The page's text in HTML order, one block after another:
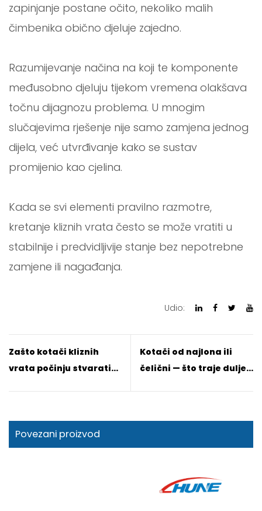
zapinjanje postane očito, nekoliko malih
čimbenika obično djeluje zajedno.
Razumijevanje načina na koji te komponente
međusobno djeluju tijekom vremena olakšava
točnu dijagnozu problema. U mnogim
slučajevima rješenje nije samo zamjena jednog
dijela, već utvrđivanje kako se sustav
promijenio kao cjelina.
Kada se svi elementi pravilno razmotre,
kretanje kliznih vrata često se može vratiti u
stabilnije i predvidljivije stanje bez nepotrebne
zamjene ili nagađanja.
Udio:
Zašto kotači kliznih
vrata počinju stvarati
Kotači od najlona ili
čelični — što traje dulje
Povezani proizvod